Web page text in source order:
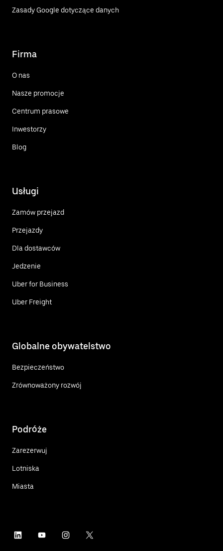
Zasady Google dotyczące danych
Firma
O nas
Nasze promocje
Centrum prasowe
Inwestorzy
Blog
Usługi
Zamów przejazd
Przejazdy
Dla dostawców
Jedzenie
Uber for Business
Uber Freight
Globalne obywatelstwo
Bezpieczeństwo
Zrównoważony rozwój
Podróże
Zarezerwuj
Lotniska
Miasta